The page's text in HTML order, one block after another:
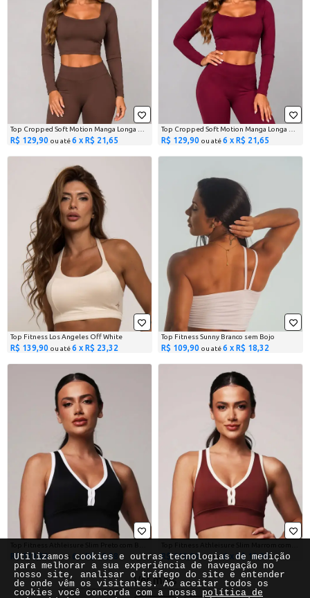
R$ 129,90 ou até6 x R$ 21,65 R$ 129,90 ou até6 x R$ 21,65
Top Fitness Los Angeles Off White
R$ 139,90 ou até6 x R$ 23,32
Top Fitness Sunny Branco sem Bojo
R$ 109,90 ou até6 x R$ 18,32
R$ 119,90 ou até 6 x R$ 19,98 R$ 119,90 ou até6 x R$ 19,98
Ver mais
Utilizamos cookies e outras tecnologias de medição
para melhorar a sua experiência de navegação no
nosso site, analisar o tráfego do site e entender
de onde vêm os visitantes. Ao aceitar todos os
cookies você concorda com a nossa política de